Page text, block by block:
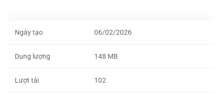
Ngày tạo 06/02/2026
Dung lượng 148 MB
Lượt tải 102